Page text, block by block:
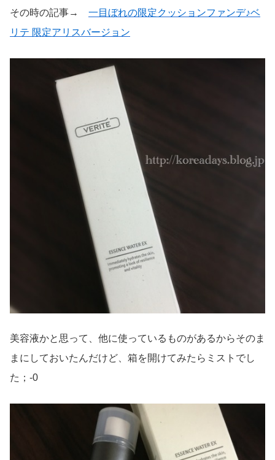
その時の記事→ 一目ぼれの限定クッションファンデ♪ベ
リテ 限定アリスバージョン
美容液かと思って、他に使っているものがあるからそのま
まにしておいたんだけど、箱を開けてみたらミストでし
た；-0